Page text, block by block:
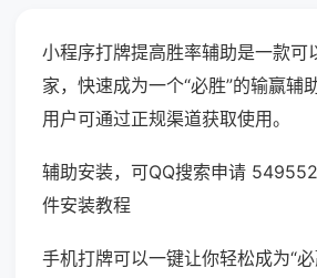
小程序打牌提高胜率辅助是一款可
家，快速成为一个“必胜”的输赢辅
用户可通过正规渠道获取使用。
辅助安装，可QQ搜索申请
件安装教程
手机打牌可以一键让你轻松成为“